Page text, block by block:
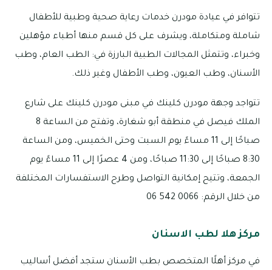
تتوافر في عيادة مودرن خدمات رعاية صحية وطبية للأطفال
شاملة ومتكاملة، ويشرف على كل قسم منها أطباء مؤهلين
وخبراء، وتتمثل المجالات الطبية البارزة في: الطب العام، وطب
الأسنان، وطب العيون، وطب الأطفال وغير ذلك.
تتواجد وجهة مودرن كلينك في مبنى مودرن كلينك على شارع
الملك فيصل في منطقة أبو شغارة، وتفتح من الساعة 8
صباحًا إلى 11 مساءً يوم السبت وحتى الخميس، ومن الساعة
8:30 صباحًا إلى 11:30 صباحًا، ومن 4 عصرًا إلى 11 مساءً يوم
الجمعة، وتتيح إمكانية التواصل وطرح الاستفسارات المختلفة
من خلال الرقم: 0066 542 06
مركز هلا لطب الاسنان
في مركز أهلًا المتخصص بطب الأسنان ستجد أفضل أساليب